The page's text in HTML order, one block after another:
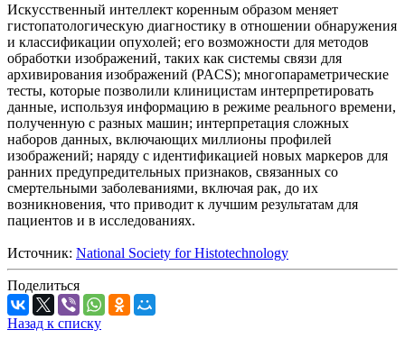
Искусственный интеллект коренным образом меняет
гистопатологическую диагностику в отношении обнаружения
и классификации опухолей; его возможности для методов
обработки изображений, таких как системы связи для
архивирования изображений (PACS); многопараметрические
тесты, которые позволили клиницистам интерпретировать
данные, используя информацию в режиме реального времени,
полученную с разных машин; интерпретация сложных
наборов данных, включающих миллионы профилей
изображений; наряду с идентификацией новых маркеров для
ранних предупредительных признаков, связанных со
смертельными заболеваниями, включая рак, до их
возникновения, что приводит к лучшим результатам для
пациентов и в исследованиях.
Источник: National Society for Histotechnology
Поделиться
Назад к списку